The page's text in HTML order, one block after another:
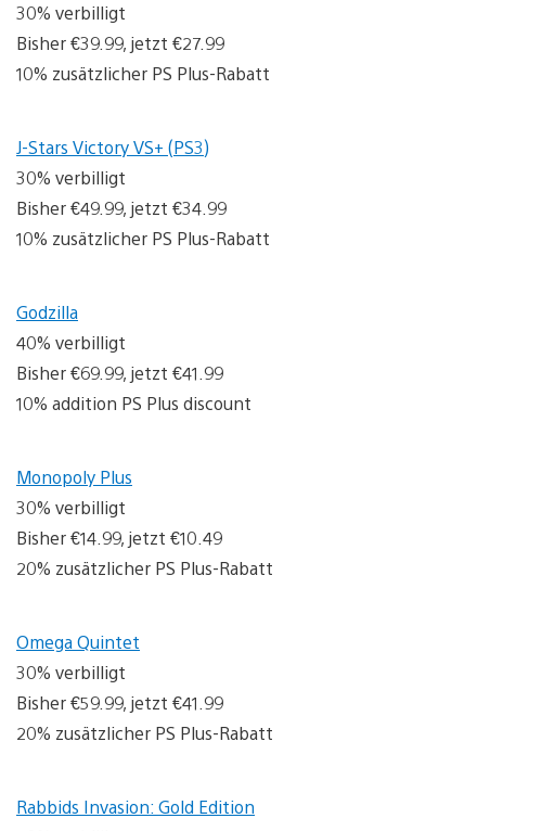
30% verbilligt
Bisher €39.99, jetzt €27.99
10% zusätzlicher PS Plus-Rabatt
J-Stars Victory VS+ (PS3)
30% verbilligt
Bisher €49.99, jetzt €34.99
10% zusätzlicher PS Plus-Rabatt
Godzilla
40% verbilligt
Bisher €69.99, jetzt €41.99
10% addition PS Plus discount
Monopoly Plus
30% verbilligt
Bisher €14.99, jetzt €10.49
20% zusätzlicher PS Plus-Rabatt
Omega Quintet
30% verbilligt
Bisher €59.99, jetzt €41.99
20% zusätzlicher PS Plus-Rabatt
Rabbids Invasion: Gold Edition